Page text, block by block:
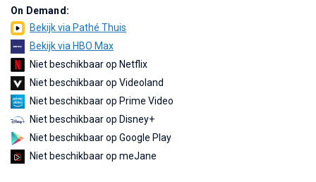
On Demand:
Bekijk via Pathé Thuis
Bekijk via HBO Max
Niet beschikbaar op Netflix
Niet beschikbaar op Videoland
Niet beschikbaar op Prime Video
Niet beschikbaar op Disney+
Niet beschikbaar op Google Play
Niet beschikbaar op meJane